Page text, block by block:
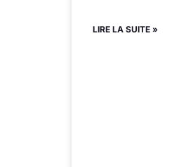
LIRE LA SUITE »